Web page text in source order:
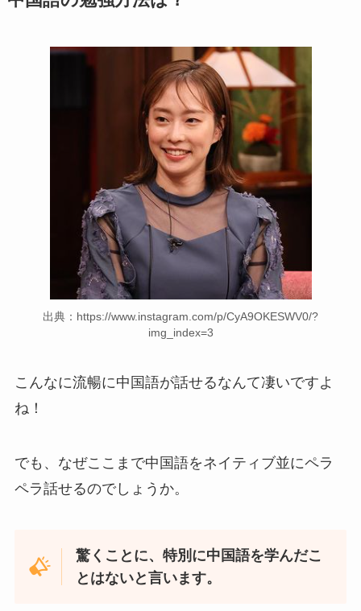
出典：https://www.instagram.com/p/CyA9OKESWV0/?
img_index=3
こんなに流暢に中国語が話せるなんて凄いですよ
ね！
でも、なぜここまで中国語をネイティブ並にペラ
ペラ話せるのでしょうか。
驚くことに、特別に中国語を学んだこ
とはないと言います。